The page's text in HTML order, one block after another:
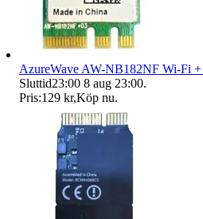
AzureWave AW-NB182NF Wi-Fi
Sluttid23:00 8 aug 23:00.
Pris:129 kr,Köp nu.